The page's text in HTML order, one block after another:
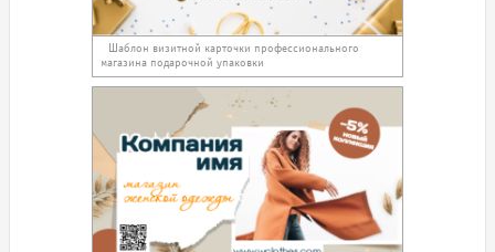
Шаблон визитной карточки профессионального
магазина подарочной упаковки